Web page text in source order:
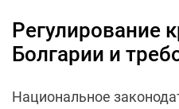
Регулирование
Болгарии и
Национальное